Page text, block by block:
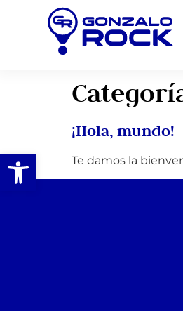
Abrir barra de herramientas
¡Hola, mundo!
Te damos la